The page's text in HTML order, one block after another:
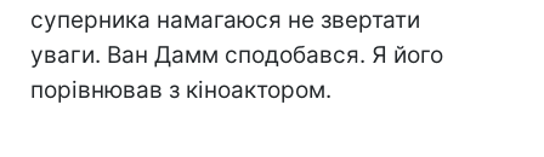
суперника намагаюся не звертати
уваги. Ван Дамм сподобався. Я його
порівнював з кіноактором.